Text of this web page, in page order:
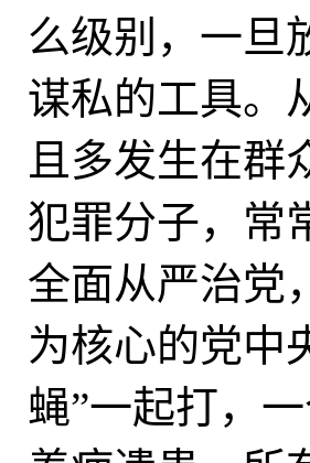
么级别，一旦
谋私的工具。
且多发生在群
犯罪分子，常
全面从严治党
为核心的党中
蝇”一起打，